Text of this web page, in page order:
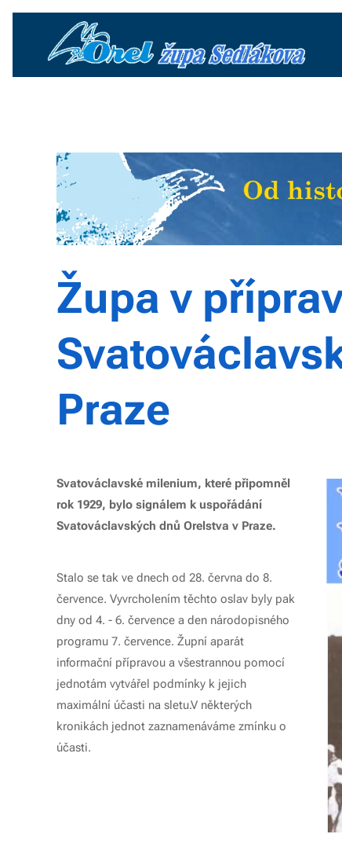
Župa v
Praze
Svatováclavské milenium, které připomněl
rok 1929, bylo signálem k uspořádání
Svatováclavských dnů Orelstva v Praze.
Stalo se tak ve dnech od 28. června do 8.
července. Vyvrcholením těchto oslav byly pak
dny od 4. - 6. července a den národopisného
programu 7. července. Župní aparát
informační přípravou a všestrannou pomocí
jednotám vytvářel podmínky k jejich
maximální účasti na sletu.V některých
kronikách jednot zaznamenáváme zmínku o
účasti.